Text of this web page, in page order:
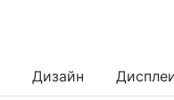
Дизайн